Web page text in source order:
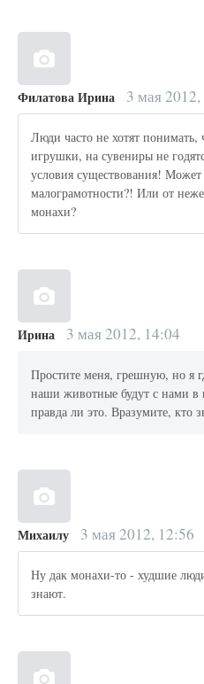
Филатова Ирина 3 мая
Люди часто не хотят
игрушки, на сувениры не
условия существования! Может
малограмотности?! Или от
монахи?
Ирина 3 мая 2012, 14:04
Простите меня, грешную, но я
наши животные будут с нами
правда ли это. Вразумите, кто
Михаилу 3 мая 2012, 12:56
Ну дак монахи-то - худшие
знают.